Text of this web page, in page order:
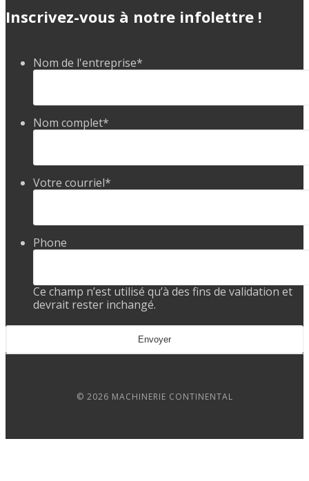
Inscrivez-vous à notre infolettre !
Nom de l'entreprise*
Nom complet*
Votre courriel*
Phone
Ce champ n’est utilisé qu’à des fins de validation et
devrait rester inchangé.
© 2026 MACHINERIE CONTINENTAL